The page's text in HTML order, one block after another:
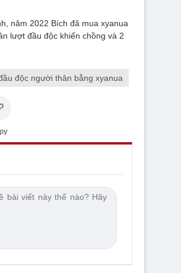
năm 2022 Bích đã mua xyanua
lượt đầu độc khiến chồng và 2
độc người thân bằng xyanua